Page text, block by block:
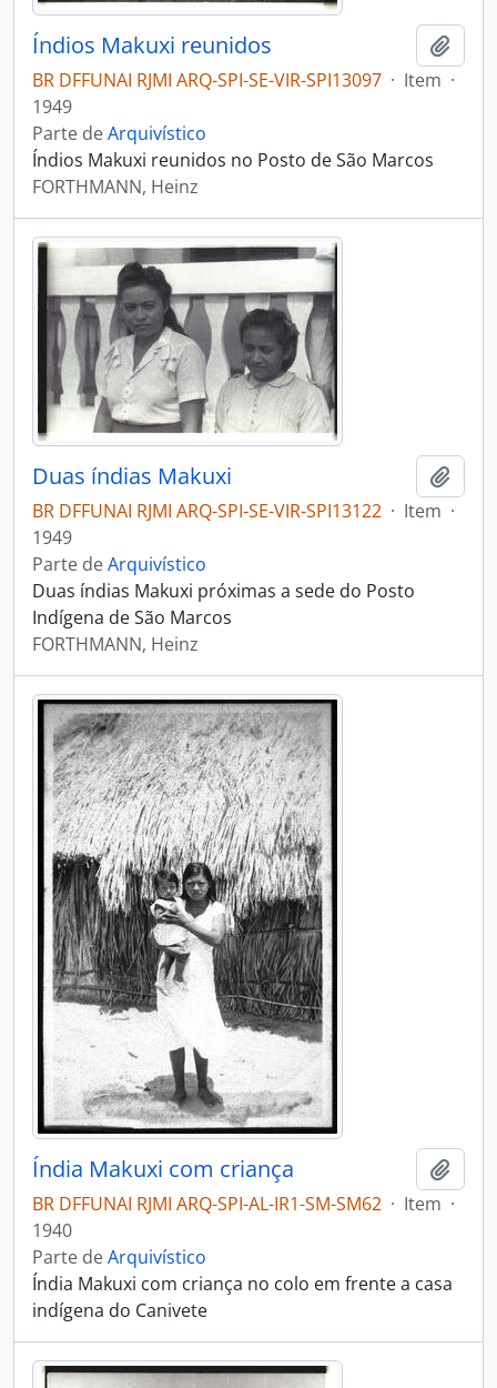
Índios Makuxi reunidos
BR DFFUNAI RJMI ARQ-SPI-SE-VIR-SPI13097 · Item ·
1949
Parte deArquivístico
Índios Makuxi reunidos no Posto de São Marcos
FORTHMANN, Heinz
Duas índias Makuxi
BR DFFUNAI RJMI ARQ-SPI-SE-VIR-SPI13122 · Item ·
1949
Parte deArquivístico
Duas índias Makuxi próximas a sede do Posto
Indígena de São Marcos
FORTHMANN, Heinz
Índia Makuxi com criança
BR DFFUNAI RJMI ARQ-SPI-AL-IR1-SM-SM62 · Item ·
1940
Parte deArquivístico
Índia Makuxi com criança no colo em frente a casa
indígena do Canivete